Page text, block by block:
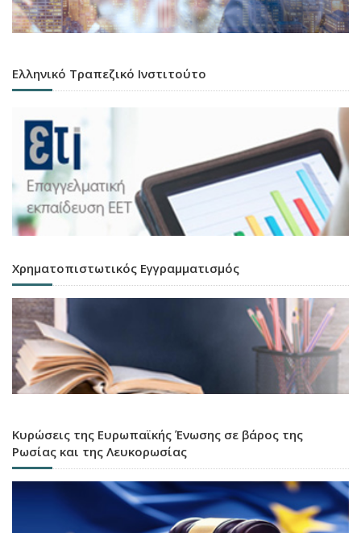
Ελληνικό Τραπεζικό Ινστιτούτο
Χρηματοπιστωτικός Εγγραμματισμός
Κυρώσεις της Ευρωπαϊκής Ένωσης σε βάρος της
Ρωσίας και της Λευκορωσίας